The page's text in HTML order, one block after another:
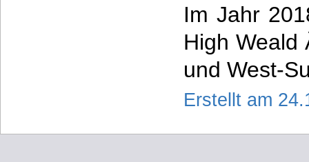
Im Jahr
High
und West-
Erstellt am